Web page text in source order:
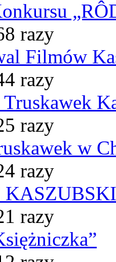
razy
Filmów
razy
razy
w
razy
razy